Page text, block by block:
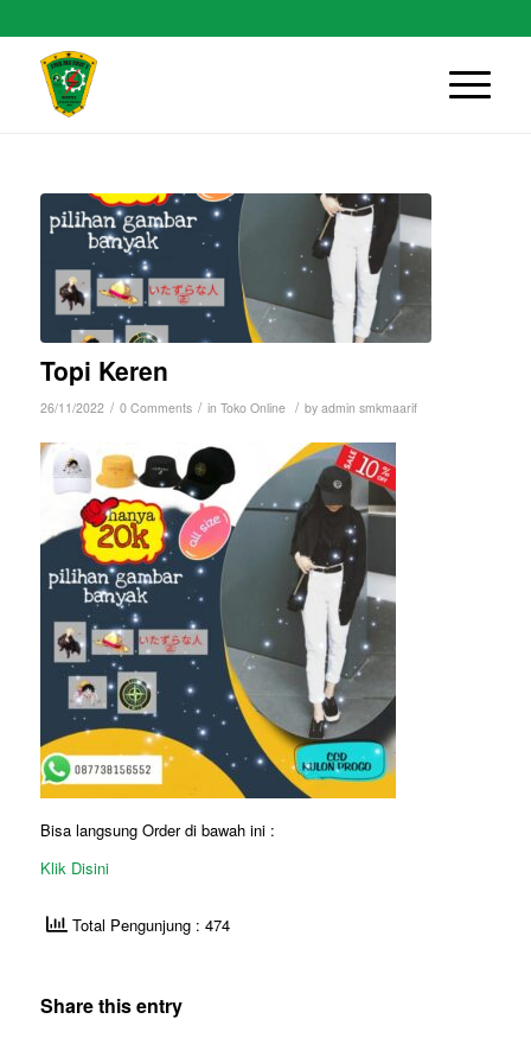
Topi Keren
26/11/2022 / 0 Comments / in Toko Online / by admin smkmaarif
Bisa langsung Order di bawah ini :
Klik Disini
Total Pengunjung : 474
Share this entry